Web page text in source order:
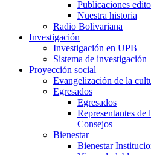
Publicaciones
Nuestra historia
Radio Bolivariana
Investigación
Investigación en UPB
Sistema de investigación
Proyección social
Evangelización de la
Egresados
Egresados
Representantes de
Consejos
Bienestar
Bienestar